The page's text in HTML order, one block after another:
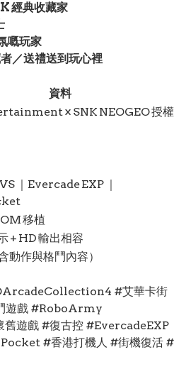
經典收藏家
嘅玩家
／送禮送到玩心裡
資料
× SNK NEOGEO 授權
｜Evercade EXP ｜
移植
+ HD 輸出相容
動作與格鬥內容）
#艾華卡街
遊戲 #RoboArmy
遊戲 #復古控 #EvercadeEXP
#香港打機人 #街機復活 #